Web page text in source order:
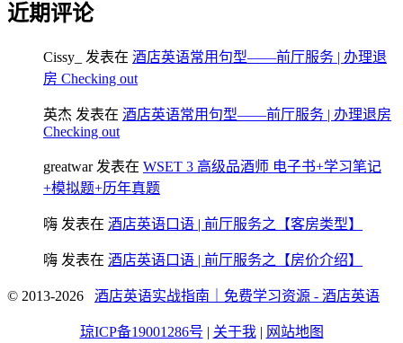
近期评论
Cissy_ 发表在 酒店英语常用句型——前厅服务 | 办理退
房 Checking out
英杰 发表在 酒店英语常用句型——前厅服务 | 办理退房
Checking out
greatwar发表在 WSET 3 高级品酒师 电子书+学习笔记
+模拟题+历年真题
嗨 发表在 酒店英语口语 | 前厅服务之【客房类型】
嗨 发表在 酒店英语口语 | 前厅服务之【房价介绍】
© 2013-2026 酒店英语实战指南｜免费学习资源 - 酒店英语
琼ICP备19001286号 | 关于我 | 网站地图